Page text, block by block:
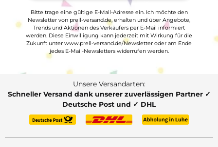
Bitte trage eine gültige E-Mail-Adresse ein. Ich möchte den
Newsletter von prell-versand.de, erhalten und über Angebote,
Trends und Aktionen des Verkäufers per E-Mail informiert
werden. Diese Einwilligung kann jederzeit mit Wirkung für die
Zukunft unter www.prell-versand.de/Newsletter oder am Ende
jedes E-Mail-Newsletters widerrufen werden.
Unsere Versandarten:
Schneller Versand dank unserer zuverlässigen Partner ✓
Deutsche Post und ✓ DHL